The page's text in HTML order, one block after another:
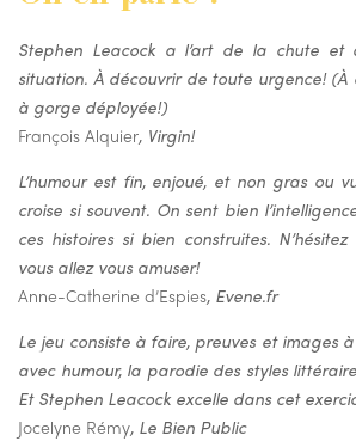
Stephen Leacock a l’art de la chute et
situation. À découvrir de toute urgence! (À
à gorge déployée!)
François Alquier, Virgin!
L’humour est fin, enjoué, et non gras ou
croise si souvent. On sent bien
ces histoires si bien construites.
vous allez vous amuser!
Anne-Catherine d’Espies, Evene.fr
Le jeu consiste à faire, preuves et images
avec humour, la parodie des styles
Et Stephen Leacock excelle dans cet
Jocelyne Rémy, Le Bien Public